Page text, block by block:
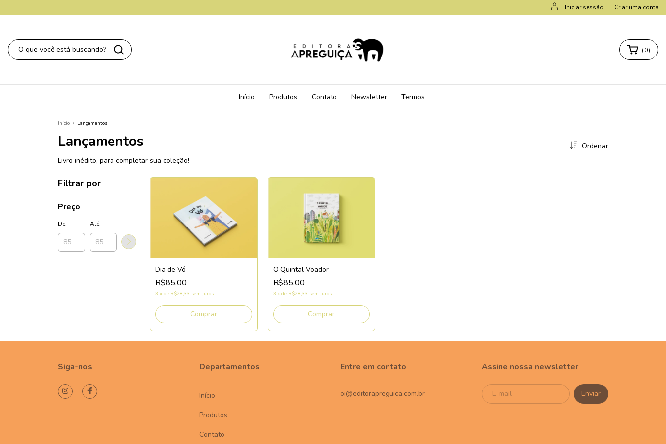
Iniciar sessão | Criar uma conta
(0)
Início Produtos Contato Newsletter Termos
Início / Lançamentos
Lançamentos
Ordenar
Livro inédito, para completar sua coleção!
Filtrar por
Preço
De Até
Dia de Vó
R$85,00
3 x de R$28,33 sem juros
O Quintal Voador
R$85,00
3 x de R$28,33 sem juros
Siga-nos Departamentos
Início
Produtos
Contato
Entre em contato
oi@editorapreguica.com.br
Assine nossa newsletter